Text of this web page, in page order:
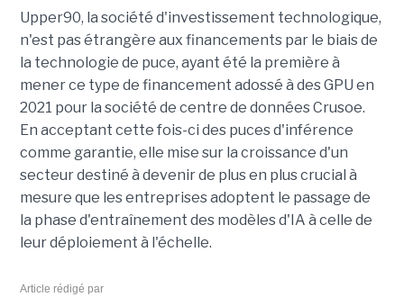
Upper90, la société d'investissement technologique,
n'est pas étrangère aux financements par le biais de
la technologie de puce, ayant été la première à
mener ce type de financement adossé à des GPU en
2021 pour la société de centre de données Crusoe.
En acceptant cette fois-ci des puces d'inférence
comme garantie, elle mise sur la croissance d'un
secteur destiné à devenir de plus en plus crucial à
mesure que les entreprises adoptent le passage de
la phase d'entraînement des modèles d'IA à celle de
leur déploiement à l'échelle.
Article rédigé par